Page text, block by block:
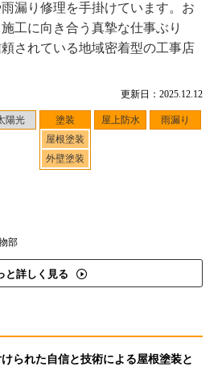
更新日：2025.12.12
陽光
塗装
屋根塗装
外壁塗装
屋上防水 雨漏り
部
と詳しく見る
漏り修理を手掛けています。お
工に向き合う真摯な仕事ぶり
されている地域密着型の工事店
られた自信と技術による屋根塗装と